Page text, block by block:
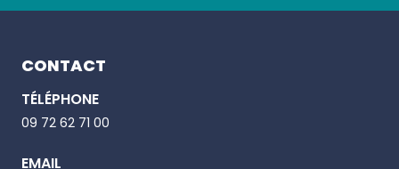
CONTACT
TÉLÉPHONE
Email
09 72 62 71 00
EMAIL